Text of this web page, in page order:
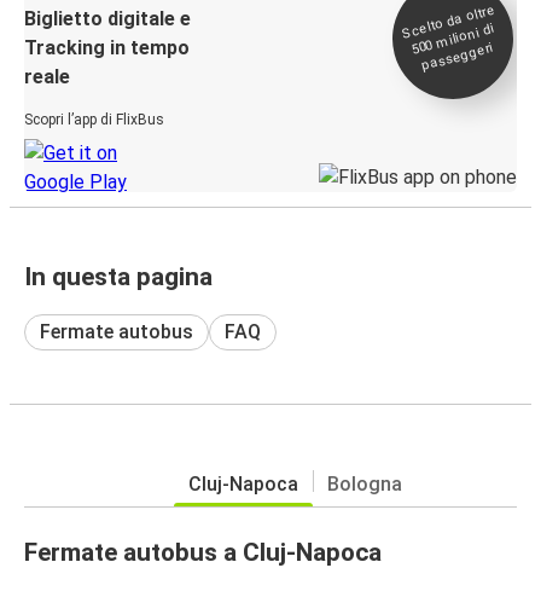
Biglietto digitale e
Tracking in tempo
reale
Scopri l’app di FlixBus
Scelto da oltre
500
milioni di
passeggeri
In questa pagina
Fermate autobus FAQ
Cluj-Napoca Bologna
Fermate autobus a Cluj-Napoca